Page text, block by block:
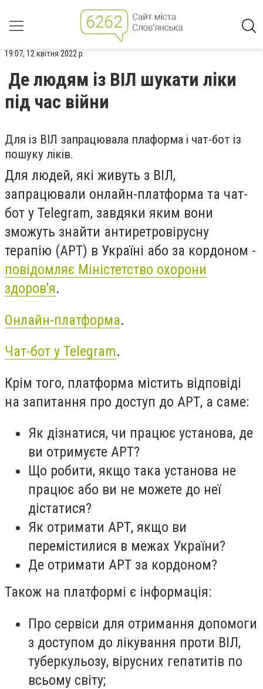
19:07, 12 квітня 2022 р.
Де людям із ВІЛ шукати ліки
під час війни
Для із ВІЛ запрацювала плаформа і чат-бот із
пошуку ліків.
Для людей, які живуть з ВІЛ,
запрацювали онлайн-платформа та чат-
бот у Telegram, завдяки яким вони
зможуть знайти антиретровірусну
терапію (АРТ) в Україні або за кордоном -
повідомляє Міністетство охорони
здоров'я.
Онлайн-платформа.
Чат-бот у Telegram.
Крім того, платформа містить відповіді
на запитання про доступ до АРТ, а саме:
Як дізнатися, чи працює установа, де
ви отримуєте АРТ?
Що робити, якщо така установа не
працює або ви не можете до неї
дістатися?
Як отримати АРТ, якщо ви
перемістилися в межах України?
Де отримати АРТ за кордоном?
Також на платформі є інформація:
Про сервіси для отримання допомоги
з доступом до лікування проти ВІЛ,
туберкульозу, вірусних гепатитів по
всьому світу;